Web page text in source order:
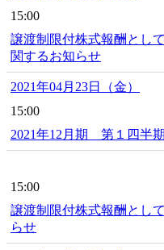
15:00
譲渡制限付株式報酬とし
関するお知らせ
2021年04月23日（金）
15:00
2021年12月期 第１四半
15:00
譲渡制限付株式報酬とし
らせ